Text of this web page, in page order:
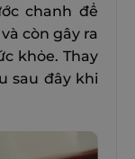
chanh để
còn gây ra
khỏe. Thay
sau đây khi